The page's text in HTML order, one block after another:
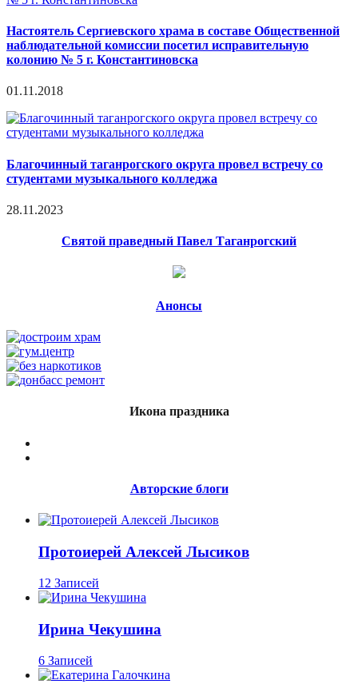
Настоятель Сергиевского храма в составе Общественной
наблюдательной комиссии посетил исправительную
колонию № 5 г. Константиновска
01.11.2018
Благочинный таганрогского округа провел встречу со
студентами музыкального колледжа
28.11.2023
Святой праведный Павел Таганрогский
Анонсы
Икона праздника
Авторские блоги
Протоиерей Алексей Лысиков
12 Записей
Ирина Чекушина
6 Записей